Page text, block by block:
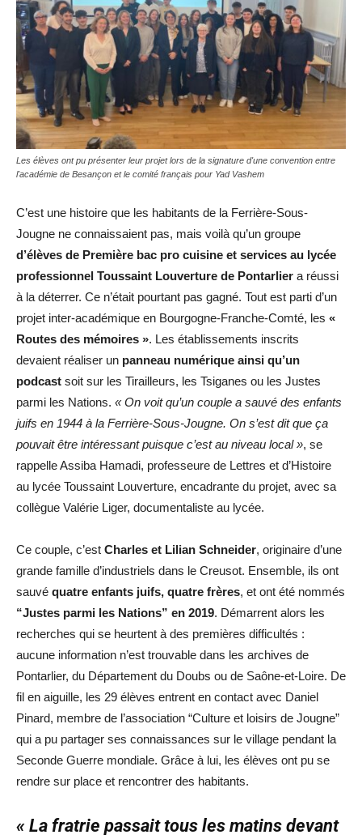
Les élèves ont pu présenter leur projet lors de la signature d'une convention entre
l'académie de Besançon et le comité français pour Yad Vashem
C’est une histoire que les habitants de la Ferrière-Sous-
Jougne ne connaissaient pas, mais voilà qu’un groupe
d’élèves de Première bac pro cuisine et services au lycée
professionnel Toussaint Louverture de Pontarlier a réussi
à la déterrer. Ce n’était pourtant pas gagné. Tout est parti d’un
projet inter-académique en Bourgogne-Franche-Comté, les «
Routes des mémoires ». Les établissements inscrits
devaient réaliser un panneau numérique ainsi qu’un
podcast soit sur les Tirailleurs, les Tsiganes ou les Justes
parmi les Nations. « On voit qu’un couple a sauvé des enfants
juifs en 1944 à la Ferrière-Sous-Jougne. On s’est dit que ça
pouvait être intéressant puisque c’est au niveau local », se
rappelle Assiba Hamadi, professeure de Lettres et d’Histoire
au lycée Toussaint Louverture, encadrante du projet, avec sa
collègue Valérie Liger, documentaliste au lycée.
Ce couple, c’est Charles et Lilian Schneider, originaire d’une
grande famille d’industriels dans le Creusot. Ensemble, ils ont
sauvé quatre enfants juifs, quatre frères, et ont été nommés
“Justes parmi les Nations” en 2019. Démarrent alors les
recherches qui se heurtent à des premières difficultés :
aucune information n’est trouvable dans les archives de
Pontarlier, du Département du Doubs ou de Saône-et-Loire. De
fil en aiguille, les 29 élèves entrent en contact avec Daniel
Pinard, membre de l’association “Culture et loisirs de Jougne”
qui a pu partager ses connaissances sur le village pendant la
Seconde Guerre mondiale. Grâce à lui, les élèves ont pu se
rendre sur place et rencontrer des habitants.
« La fratrie passait tous les matins devant